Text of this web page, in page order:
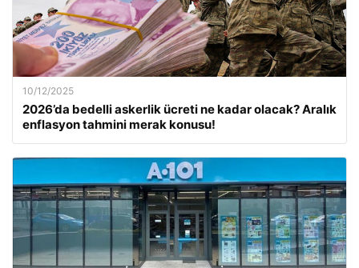
10/12/2025
2026’da bedelli askerlik ücreti ne kadar olacak? Aralık
enflasyon tahmini merak konusu!